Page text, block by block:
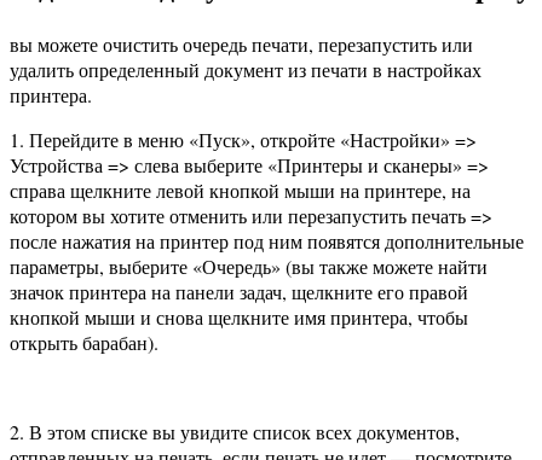
вы можете очистить очередь печати, перезапустить или
удалить определенный документ из печати в настройках
принтера.
1. Перейдите в меню «Пуск», откройте «Настройки» =>
Устройства => слева выберите «Принтеры и сканеры» =>
справа щелкните левой кнопкой мыши на принтере, на
котором вы хотите отменить или перезапустить печать =>
после нажатия на принтер под ним появятся дополнительные
параметры, выберите «Очередь» (вы также можете найти
значок принтера на панели задач, щелкните его правой
кнопкой мыши и снова щелкните имя принтера, чтобы
открыть барабан).
2. В этом списке вы увидите список всех документов,